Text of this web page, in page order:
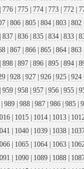
|
772
|
773
|
774
|
775
|
776
|
802
|
803
|
804
|
805
|
806
|
|
833
|
834
|
835
|
836
|
837
|
863
|
864
|
865
|
866
|
867
|
|
894
|
895
|
896
|
897
|
898
|
924
|
925
|
926
|
927
|
928
|
|
955
|
956
|
957
|
958
|
959
|
|
985
|
986
|
987
|
988
|
989
|
1013
|
1014
|
1015
|
|
1038
|
1039
|
1040
|
1063
|
1064
|
1065
|
|
1088
|
1089
|
1090